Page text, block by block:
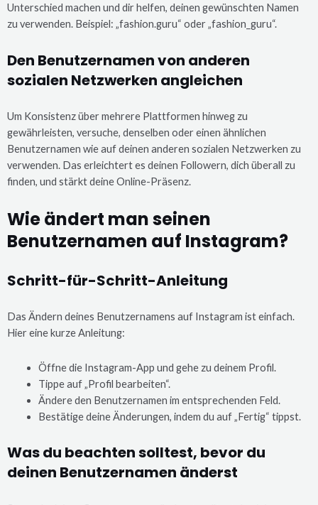
Unterschied machen und dir helfen, deinen gewünschten Namen
zu verwenden. Beispiel: „fashion.guru“ oder „fashion_guru“.
Den Benutzernamen von anderen
sozialen Netzwerken angleichen
Um Konsistenz über mehrere Plattformen hinweg zu
gewährleisten, versuche, denselben oder einen ähnlichen
Benutzernamen wie auf deinen anderen sozialen Netzwerken zu
verwenden. Das erleichtert es deinen Followern, dich überall zu
finden, und stärkt deine Online-Präsenz.
Wie ändert man seinen
Benutzernamen auf Instagram?
Schritt-für-Schritt-Anleitung
Das Ändern deines Benutzernamens auf Instagram ist einfach.
Hier eine kurze Anleitung:
Öffne die Instagram-App und gehe zu deinem Profil.
Tippe auf „Profil bearbeiten“.
Ändere den Benutzernamen im entsprechenden Feld.
Bestätige deine Änderungen, indem du auf „Fertig“ tippst.
Was du beachten solltest, bevor du
deinen Benutzernamen änderst